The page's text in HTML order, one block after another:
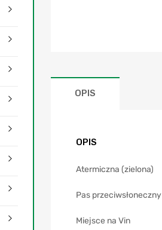
OPIS
OPIS
Atermiczna (zielona)
Pas przeciwsłoneczny
Miejsce na Vin